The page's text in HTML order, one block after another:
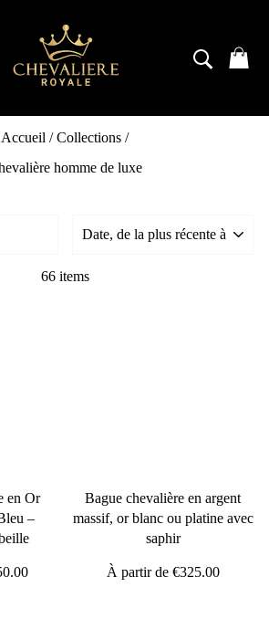
Accueil / Collections /
homme de luxe
66 items
en Or
–
Bague chevalière en argent
massif, or blanc ou platine avec
saphir
À partir de €325.00